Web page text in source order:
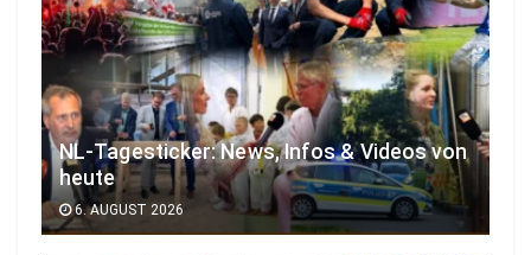
NL-Tagesticker: News, Infos & Videos von
heute
6. AUGUST 2026